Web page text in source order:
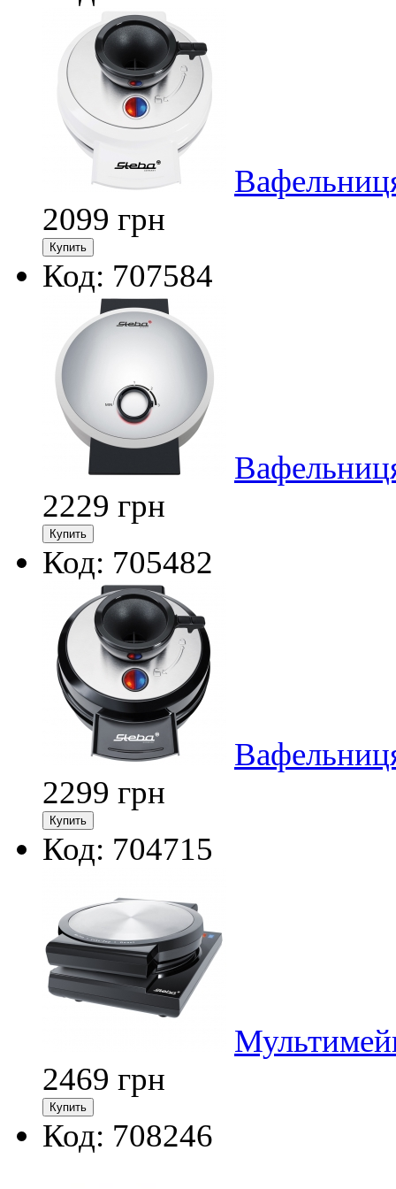
2099 грн
Код: 707584
2229 грн
Код: 705482
2299 грн
Код: 704715
2469 грн
Код: 708246